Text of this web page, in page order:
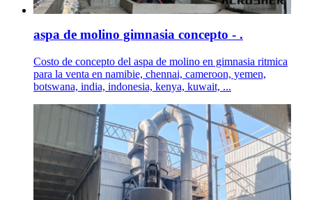
aspa de molino gimnasia concepto - .
Costo de concepto del aspa de molino en gimnasia ritmica
para la venta en namibie, chennai, cameroon, yemen,
botswana, india, indonesia, kenya, kuwait, ...